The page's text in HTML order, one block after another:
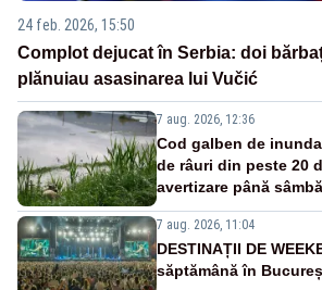
24 feb. 2026, 15:50
Complot dejucat în Serbia: doi
plănuiau asasinarea lui Vučić
7 aug. 2026, 12:36
Cod galben de
de râuri din peste 20
avertizare până
7 aug. 2026, 11:04
DESTINAȚII DE
săptămână în